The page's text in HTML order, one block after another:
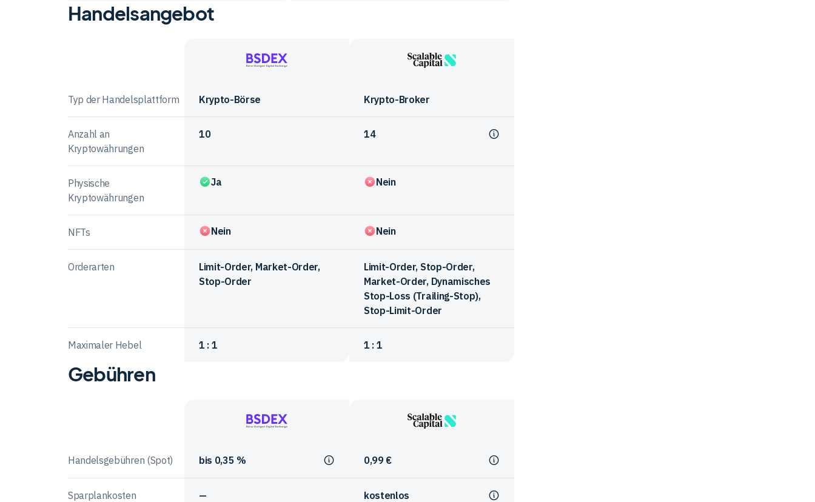
Vergleichstabelle
zu
der
Handelsangebot
Stuttgart
Digital
Capital
Typ der Handelsplattform Krypto-Börse Krypto-Broker
Anzahl an
Kryptowährungen
10 14
Physische
Kryptowährungen
Ja Nein
NFTs Nein Nein
Orderarten
Limit-Order, Market-Order,
Stop-Order
Limit-Order, Stop-Order,
Market-Order, Dynamisches
Stop-Loss (Trailing-Stop),
Stop-Limit-Order
Maximaler Hebel 1 : 1 1 : 1
Vergleichstabelle
zum
Gebühren
Stuttgart
Digital
Capital
Handelsgebühren (Spot) bis 0,35 % 0,99 €
Sparplankosten — kostenlos